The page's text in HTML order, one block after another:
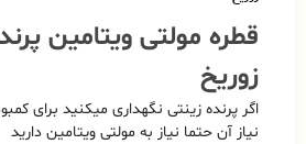
قطره مولتی ویتامین
زوریخ
اگر پرنده زینتی نگهداری میکنید برای
نیاز آن حتما نیاز به مولتی ویتامین دارید